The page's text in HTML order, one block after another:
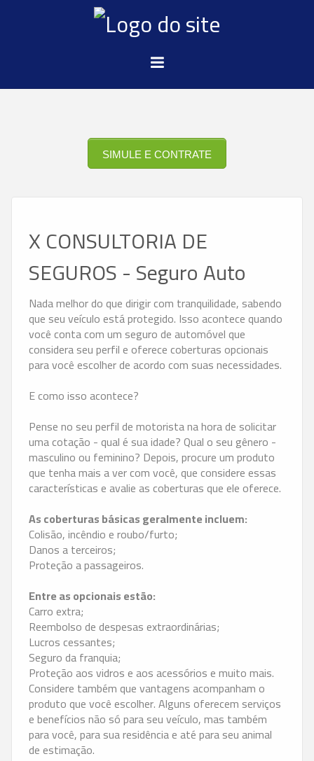
SIMULE E CONTRATE
X CONSULTORIA DE
SEGUROS - Seguro Auto
Nada melhor do que dirigir com tranquilidade, sabendo
que seu veículo está protegido. Isso acontece quando
você conta com um seguro de automóvel que
considera seu perfil e oferece coberturas opcionais
para você escolher de acordo com suas necessidades.
E como isso acontece?
Pense no seu perfil de motorista na hora de solicitar
uma cotação - qual é sua idade? Qual o seu gênero -
masculino ou feminino? Depois, procure um produto
que tenha mais a ver com você, que considere essas
características e avalie as coberturas que ele oferece.
As coberturas básicas geralmente incluem:
Colisão, incêndio e roubo/furto;
Danos a terceiros;
Proteção a passageiros.
Entre as opcionais estão:
Carro extra;
Reembolso de despesas extraordinárias;
Lucros cessantes;
Seguro da franquia;
Proteção aos vidros e aos acessórios e muito mais.
Considere também que vantagens acompanham o
produto que você escolher. Alguns oferecem serviços
e benefícios não só para seu veículo, mas também
para você, para sua residência e até para seu animal
de estimação.